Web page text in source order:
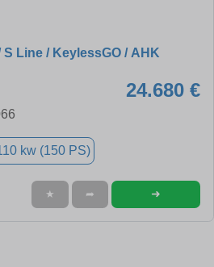
Line / KeylessGO / AHK
24.680 €
kw (150 PS)
★ ➦ ➜